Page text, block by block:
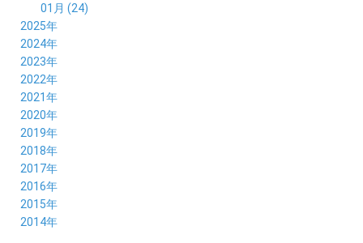
01月 (24)
2025年
12月 (14)
11月 (17)
10月 (21)
09月 (20)
08月 (20)
07月 (18)
06月 (22)
05月 (21)
04月 (19)
03月 (19)
02月 (19)
01月 (21)
2024年
12月 (19)
11月 (21)
10月 (23)
09月 (23)
08月 (20)
07月 (21)
06月 (22)
05月 (18)
04月 (26)
03月 (23)
02月 (29)
2023年
12月 (19)
11月 (19)
10月 (20)
09月 (22)
08月 (24)
07月 (26)
06月 (25)
05月 (28)
04月 (26)
03月 (30)
2022年
12月 (36)
11月 (16)
10月 (22)
09月 (20)
08月 (18)
07月 (21)
06月 (23)
05月 (25)
04月 (20)
2021年
12月 (18)
11月 (19)
10月 (20)
09月 (24)
08月 (35)
07月 (17)
06月 (25)
05月 (31)
2020年
12月 (19)
11月 (23)
10月 (24)
09月 (29)
08月 (26)
07月 (25)
06月 (21)
2019年
12月 (26)
11月 (21)
10月 (26)
09月 (26)
08月 (31)
07月 (22)
2018年
12月 (22)
11月 (28)
10月 (23)
09月 (27)
08月 (24)
2017年
12月 (20)
11月 (22)
10月 (21)
2016年
12月 (26)
11月 (21)
2015年
12月 (36)
2014年